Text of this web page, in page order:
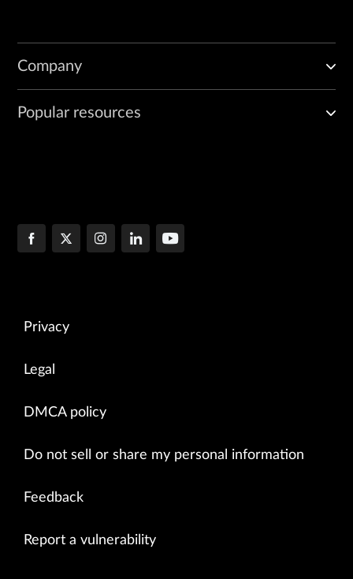
Company
Popular resources
Privacy
Legal
DMCA policy
Do not sell or share my personal information
Feedback
Report a vulnerability